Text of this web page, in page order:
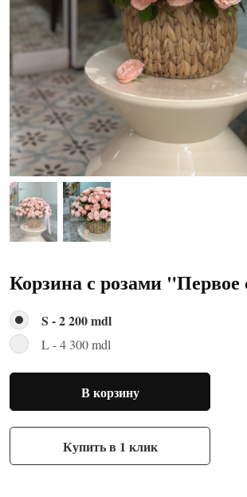
Корзина с розами "Первое
S - 2 200 mdl
L - 4 300 mdl
В корзину
Купить в 1 клик